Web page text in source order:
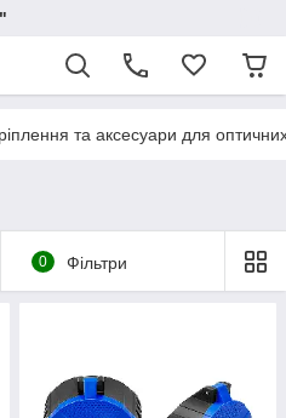
та аксесуари для оптичних
0 Фільтри